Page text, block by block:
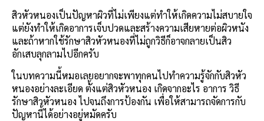
สิวหัวหนองเป็นปัญหาผิวที่ไม่เพียงแต่ทำให้เกิดความไม่สบายใจ
แต่ยังทำให้เกิดอาการเจ็บปวดและสร้างความเสียหายต่อผิวหนัง
และถ้าหากใช้รักษาสิวหัวหนองที่ไม่ถูกวิธีก็อาจกลายเป็นสิว
อักเสบลุกลามไปอีกครับ
ในบทความนี้หมอเลยอยากจะพาทุกคนไปทำความรู้จักกับสิวหัว
หนองอย่างละเอียด ตั้งแต่สิวหัวหนอง เกิดจากอะไร อาการ วิธี
รักษาสิวหัวหนอง ไปจนถึงการป้องกัน เพื่อให้สามารถจัดการกับ
ปัญหานี้ได้อย่างอยู่หมัดครับ